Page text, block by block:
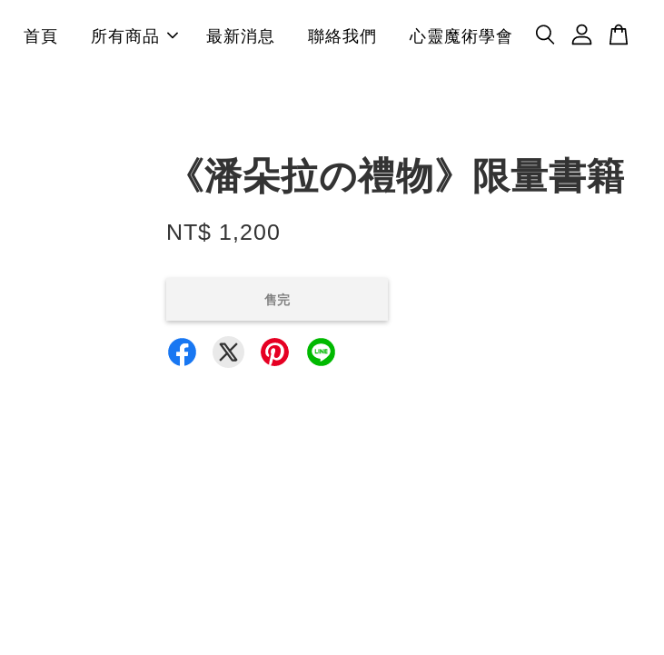
首頁 所有商品 最新消息 聯絡我們 心靈魔術學會
《潘朵拉の禮物》限量書籍
NT$ 1,200
售完